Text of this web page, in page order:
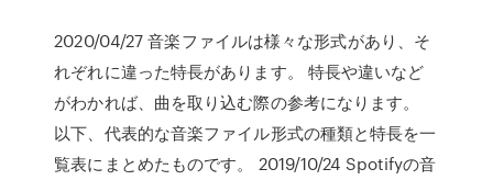
2020/04/27 音楽ファイルは様々な形式があり、そ
れぞれに違った特長があります。 特長や違いなど
がわかれば、曲を取り込む際の参考になります。
以下、代表的な音楽ファイル形式の種類と特長を一
覧表にまとめたものです。 2019/10/24 Spotifyの音